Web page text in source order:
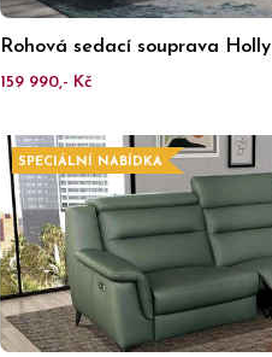
Rohová sedací souprava Holly
159 990,- Kč
SPECIÁLNÍ NABÍDKA